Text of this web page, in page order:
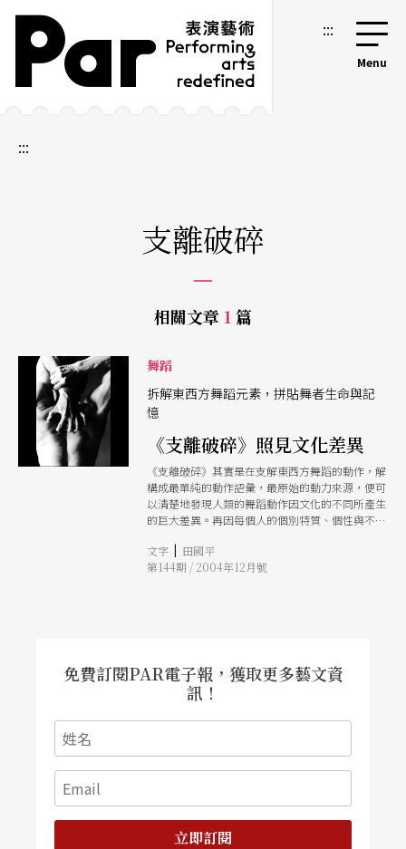
跳到主要內容區塊
網站導覽 :::
:::
支離破碎
相關文章 1 篇
舞蹈
拆解東西方舞蹈元素，拼貼舞者生命與記
憶
《支離破碎》照見文化差異
《支離破碎》其實是在支解東西方舞蹈的動作，解
構成最單純的動作語彙，最原始的動力來源，便可
以清楚地發現人類的舞蹈動作因文化的不同所產生
的巨大差異。再因每個人的個別特質、個性與不同
個不同國際都市，不同環境下的生活狀態。
文字 | 田國平
第144期 / 2004年12月號
免費訂閱PAR電子報，獲取更多藝文資
訊！
立即訂閱